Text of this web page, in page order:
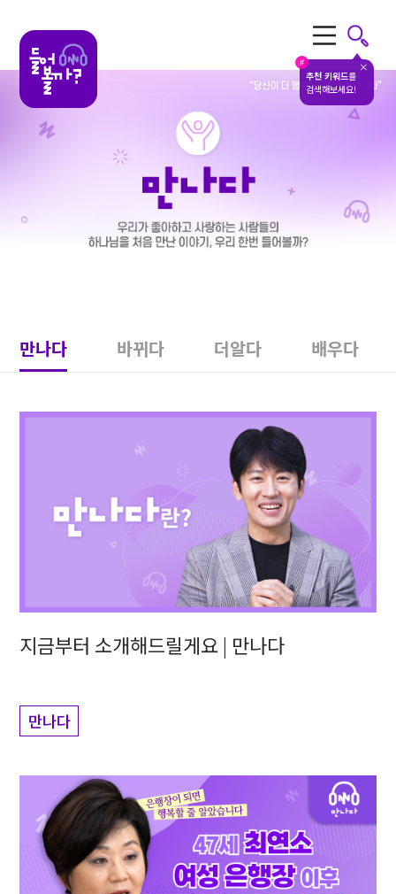
#
추천 키워드를
검색해보세요!
만나다 바뀌다 더알다 배우다
지금부터 소개해드릴게요 | 만나다
만나다